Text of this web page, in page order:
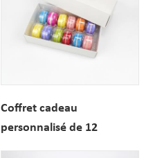
Coffret cadeau
personnalisé de 12